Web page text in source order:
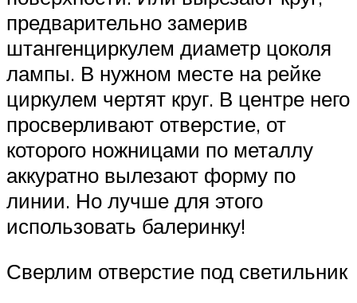
предварительно замерив
штангенциркулем диаметр цоколя
лампы. В нужном месте на рейке
циркулем чертят круг. В центре него
просверливают отверстие, от
которого ножницами по металлу
аккуратно вылезают форму по
линии. Но лучше для этого
использовать балеринку!
Сверлим отверстие под светильник